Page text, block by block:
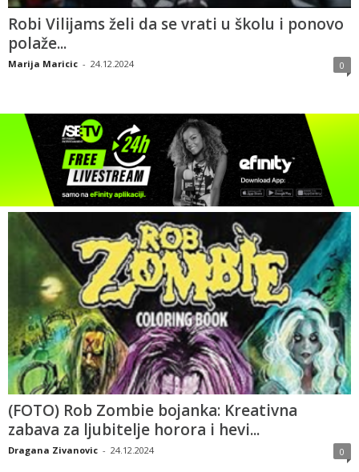
Robi Vilijams želi da se vrati u školu i ponovo
polaže...
Marija Maricic - 24.12.2024 0
(FOTO) Rob Zombie bojanka: Kreativna
zabava za ljubitelje horora i hevi...
Dragana Zivanovic - 24.12.2024 0